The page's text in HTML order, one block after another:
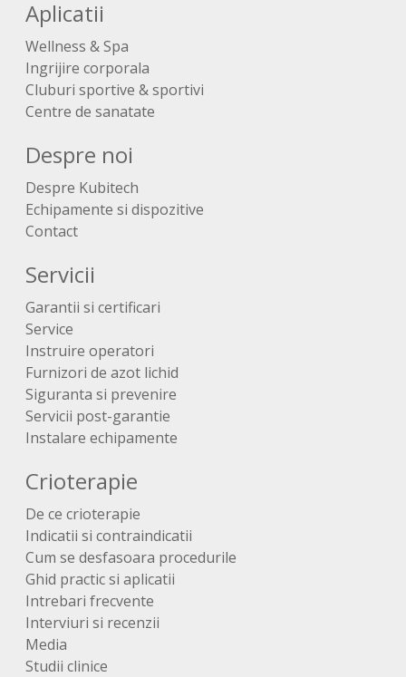
Aplicatii
Wellness & Spa
Ingrijire corporala
Cluburi sportive & sportivi
Centre de sanatate
Despre noi
Despre Kubitech
Echipamente si dispozitive
Contact
Servicii
Garantii si certificari
Service
Instruire operatori
Furnizori de azot lichid
Siguranta si prevenire
Servicii post-garantie
Instalare echipamente
Crioterapie
De ce crioterapie
Indicatii si contraindicatii
Cum se desfasoara procedurile
Ghid practic si aplicatii
Intrebari frecvente
Interviuri si recenzii
Media
Studii clinice